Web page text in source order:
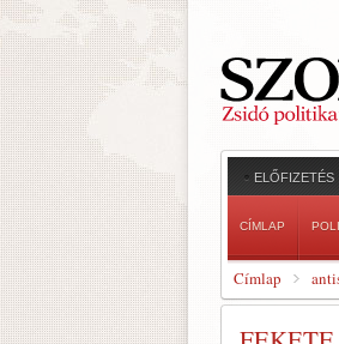
ELŐFIZETÉS
CÍMLAP
Címlap